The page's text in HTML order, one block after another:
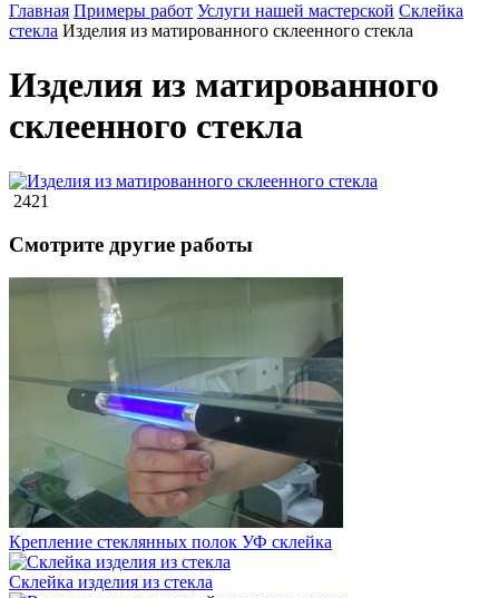
Главная Примеры работ Услуги нашей мастерской Склейка
стекла Изделия из матированного склеенного стекла
Изделия из матированного
склеенного стекла
2421
Смотрите другие работы
Крепление стеклянных полок УФ склейка
Склейка изделия из стекла